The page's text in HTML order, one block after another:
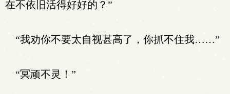
在不依旧活得好好的？”
“我劝你不要太自视甚高了，你抓不住我……”
“冥顽不灵！”